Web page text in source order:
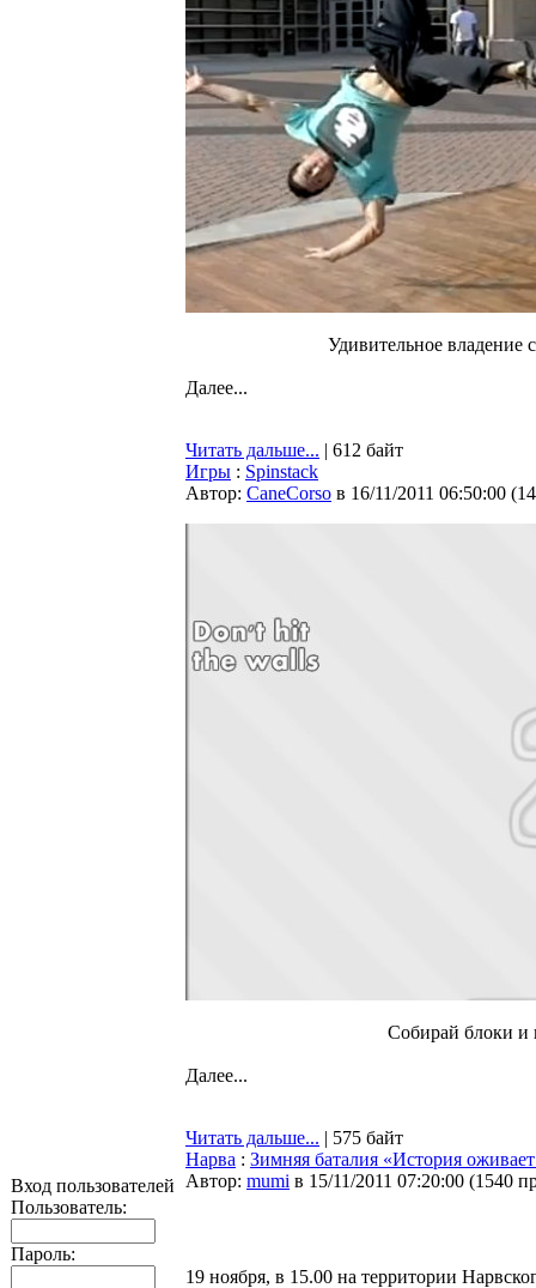
Вход пользователей
Пользователь:
Пароль:
Удивительное владение
Далее...
Читать дальше... | 612 байт
Игры : Spinstack
Автор: CaneCorso в 16/11/2011 06:50:00 (
Собирай блоки и
Далее...
Читать дальше... | 575 байт
Нарва : Зимняя баталия «История
Автор: mumi в 15/11/2011 07:20:00 (1540
19 ноября, в 15.00 на территории